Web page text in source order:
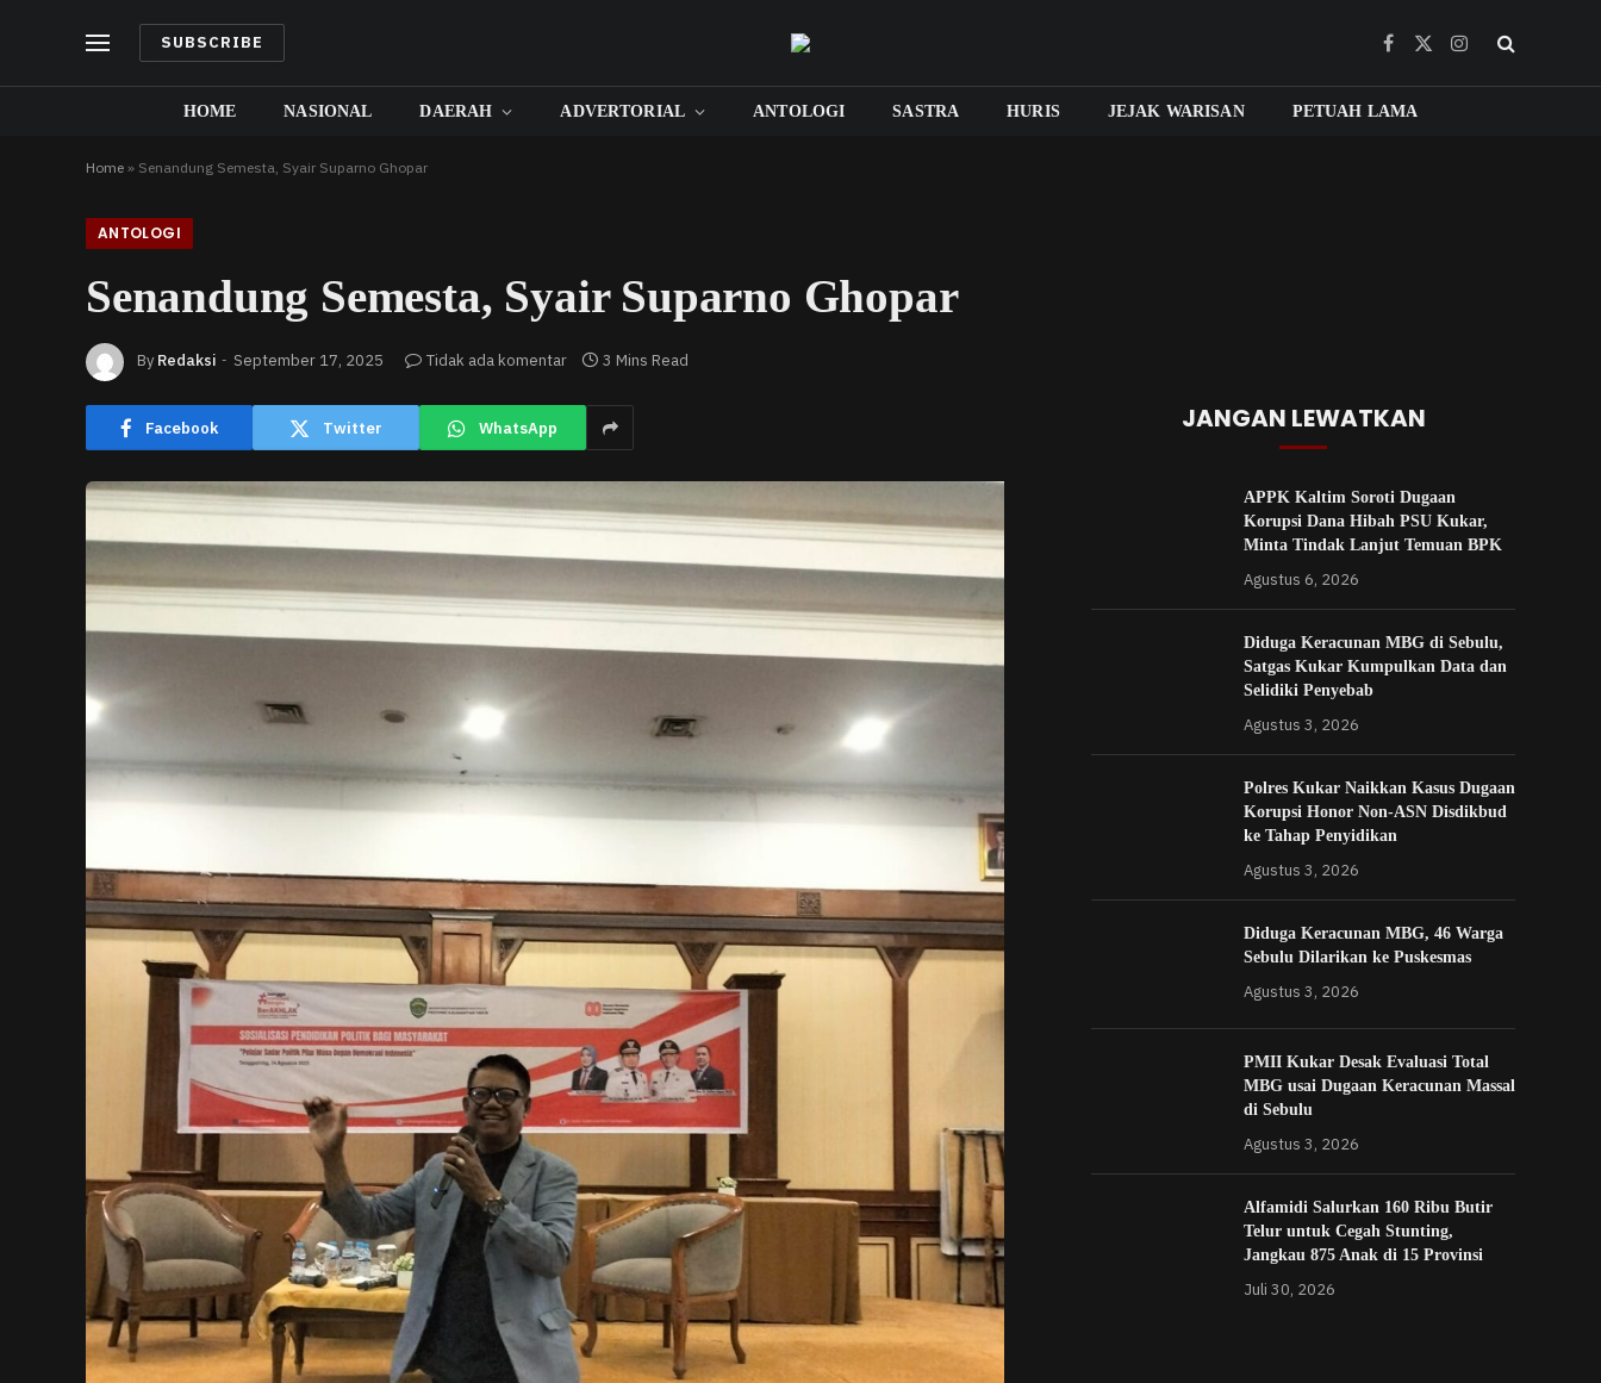
SUBSCRIBE Facebook
X
Instagram
HOME NASIONAL DAERAH ADVERTORIAL ANTOLOGI SASTRA HURIS JEJAK WARISAN PETUAH LAMA
Home » Senandung Semesta, Syair Suparno Ghopar
ANTOLOGI
Senandung Semesta, Syair Suparno Ghopar
By Redaksi September 17, 2025 Tidak ada komentar 3 Mins Read
Facebook Twitter WhatsApp JANGAN LEWATKAN
APPK Kaltim Soroti Dugaan
Korupsi Dana Hibah PSU Kukar,
Minta Tindak Lanjut Temuan BPK
Agustus 6, 2026
Diduga Keracunan MBG di Sebulu,
Satgas Kukar Kumpulkan Data dan
Selidiki Penyebab
Agustus 3, 2026
Polres Kukar Naikkan Kasus Dugaan
Korupsi Honor Non-ASN Disdikbud
ke Tahap Penyidikan
Agustus 3, 2026
Diduga Keracunan MBG, 46 Warga
Sebulu Dilarikan ke Puskesmas
Agustus 3, 2026
PMII Kukar Desak Evaluasi Total
MBG usai Dugaan Keracunan Massal
di Sebulu
Agustus 3, 2026
Alfamidi Salurkan 160 Ribu Butir
Telur untuk Cegah Stunting,
Jangkau 875 Anak di 15 Provinsi
Juli 30, 2026